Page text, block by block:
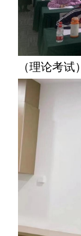
（理论考试）